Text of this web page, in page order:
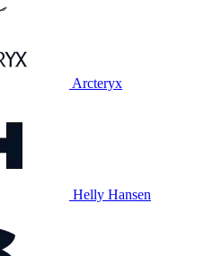
Arcteryx
Helly Hansen